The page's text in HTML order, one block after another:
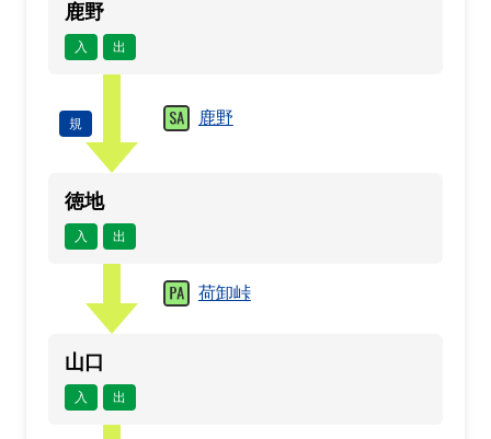
鹿野
入 出
規 鹿野
徳地
入 出
荷卸峠
山口
入 出